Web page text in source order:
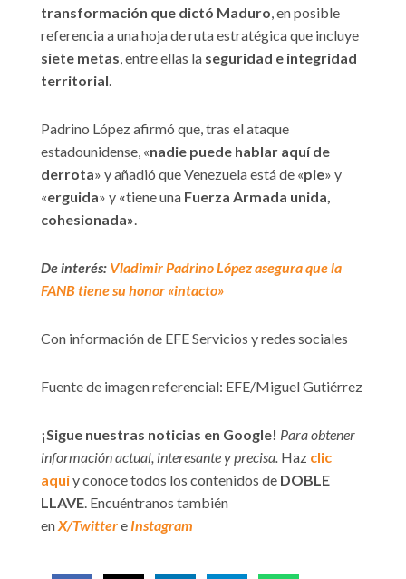
transformación que dictó Maduro, en posible
referencia a una hoja de ruta estratégica que incluye
siete metas, entre ellas la seguridad e integridad
territorial.
Padrino López afirmó que, tras el ataque
estadounidense, «nadie puede hablar aquí de
derrota» y añadió que Venezuela está de «pie» y
«erguida» y «tiene una Fuerza Armada unida,
cohesionada».
De interés: Vladimir Padrino López asegura que la
FANB tiene su honor «intacto»
Con información de EFE Servicios y redes sociales
Fuente de imagen referencial: EFE/Miguel Gutiérrez
¡Sigue nuestras noticias en Google! Para obtener
información actual, interesante y precisa. Haz clic
aquíy conoce todos los contenidos de DOBLE
LLAVE. Encuéntranos también
enX/Twittere Instagram